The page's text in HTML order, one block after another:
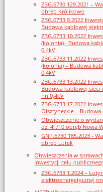
ZBG.6730.129.2021 –
obręb Królikowo
ZBG.6733.9.2022
Budowa kablowej
ZBG.6733.10.2022
(kolonia)– Budowa
0,4kV
ZBG.6733.11.2022
(kolonia) – Budowa
0,4kV
ZBG.6733.13.2022
Budowa kablowej sieci
nn 0,4kV
ZBG.6733.17.2022
Olsztyneckie –
Obwieszczenie o
dz. 41/10 obręb Nowa
GNP.6730.185.2023 -
obręb Lutek
Obwieszczenia w
inwestycji celu
ZBG.6733.1.2024 –
elektroenergetycznej